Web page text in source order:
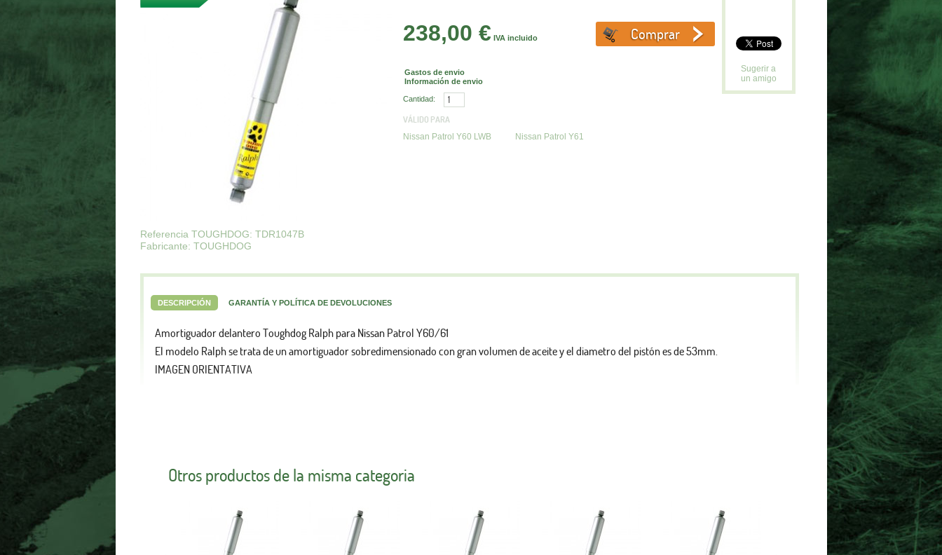
Referencia TOUGHDOG: TDR1047B
Fabricante: TOUGHDOG
238,00 € IVA incluido
Gastos de envio
Información de envio
Cantidad:
Sugerir a
un amigo
VÁLIDO PARA
Nissan Patrol Y60 LWB Nissan Patrol Y61
DESCRIPCIÓN GARANTÍA Y POLÍTICA DE DEVOLUCIONES
Amortiguador delantero Toughdog Ralph para Nissan Patrol Y60/61
El modelo Ralph se trata de un amortiguador sobredimensionado con gran volumen de aceite y el diametro del pistón es de 53mm.
IMAGEN ORIENTATIVA
Otros productos de la misma categoria